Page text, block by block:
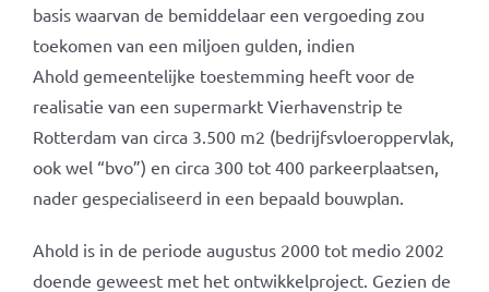
basis waarvan de bemiddelaar een vergoeding zou
toekomen van een miljoen gulden, indien
Ahold gemeentelijke toestemming heeft voor de
realisatie van een supermarkt Vierhavenstrip te
Rotterdam van circa 3.500 m2 (bedrijfsvloeroppervlak,
ook wel “bvo”) en circa 300 tot 400 parkeerplaatsen,
nader gespecialiseerd in een bepaald bouwplan.
Ahold is in de periode augustus 2000 tot medio 2002
doende geweest met het ontwikkelproject. Gezien de